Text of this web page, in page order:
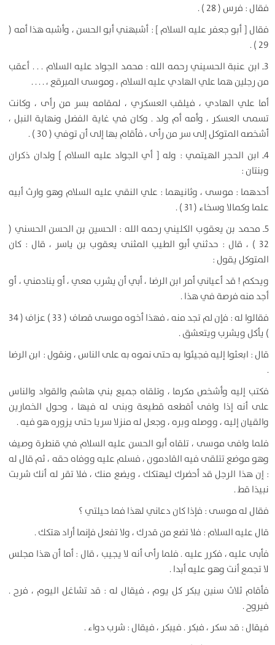
فقال : فرس ( 28 ) .
فقال [ أبو جعفر عليه السلام ] : أشبهني أبو الحسن ، وأشبه هذا أمه (
29 ) .
3ـ ابن عنبة الحسيني رحمه الله : محمد الجواد عليه السلام . . . أعقب
من رجلين هما علي الهادي عليه السلام ، وموسى المبرقع ، . . . .
أما علي الهادي ، فيلقب العسكري ، لمقامه بسر من رأى ، وكانت
تسمى العسكر ، وأمه أم ولد . وكان في غاية الفضل ونهاية النبل ،
أشخصه المتوكل إلى سر من رأى ، فأقام بها إلى أن توفي ( 30 ) .
4ـ ابن الحجر الهيتمي : وله [ أي الجواد عليه السلام ] ولدان ذكران
وبنتان :
أحدهما : موسى ، وثانيهما : علي النقي عليه السلام وهو وارث أبيه
علما وكمالا وسخاء ( 31 ) .
5ـ محمد بن يعقوب الكليني رحمه الله : الحسين بن الحسن الحسني (
32 ) ، قال : حدثني أبو الطيب المثنى يعقوب بن ياسر ، قال : كان
المتوكل يقول :
ويحكم ! قد أعياني أمر ابن الرضا ، أبي أن يشرب معي ، أو ينادمني ، أو
أجد منه فرصة في هذا .
فقالوا له : فإن لم تجد منه ، فهذا أخوه موسى قصاف ( 33 ) عزاف ( 34
) يأكل ويشرب ويتعشق .
قال : ابعثوا إليه فجيئوا به حتى نموه به على الناس ، ونقول : ابن الرضا
.
فكتب إليه وأشخص مكرما ، وتلقاه جميع بني هاشم والقواد والناس
على أنه إذا وافى أقطعه قطيعة وبنى له فيها ، وحول الخمارين
والقيان إليه ، ووصله وبره ، وجعل له منزلا سريا حتى يزوره هو فيه .
فلما وافى موسى ، تلقاه أبو الحسن عليه السلام في قنطرة وصيف
وهو موضع تتلقى فيه القادمون ، فسلم عليه ووفاه حقه ، ثم قال له
: إن هذا الرجل قد أحضرك ليهتكك ، ويضع منك ، فلا تقر له أنك شربت
نبيذا قط .
فقال له موسى : فإذا كان دعاني لهذا فما حيلتي ؟
قال عليه السلام : فلا تضع من قدرك ، ولا تفعل فإنما أراد هتكك .
فأبى عليه ، فكرر عليه . فلما رأى أنه لا يجيب ، قال : أما أن هذا مجلس
لا تجمع أنت وهو عليه أبدا .
فأقام ثلاث سنين يبكر كل يوم ، فيقال له : قد تشاغل اليوم ، فرح .
فيروح .
فيقال : قد سكر ، فبكر . فيبكر ، فيقال : شرب دواء .